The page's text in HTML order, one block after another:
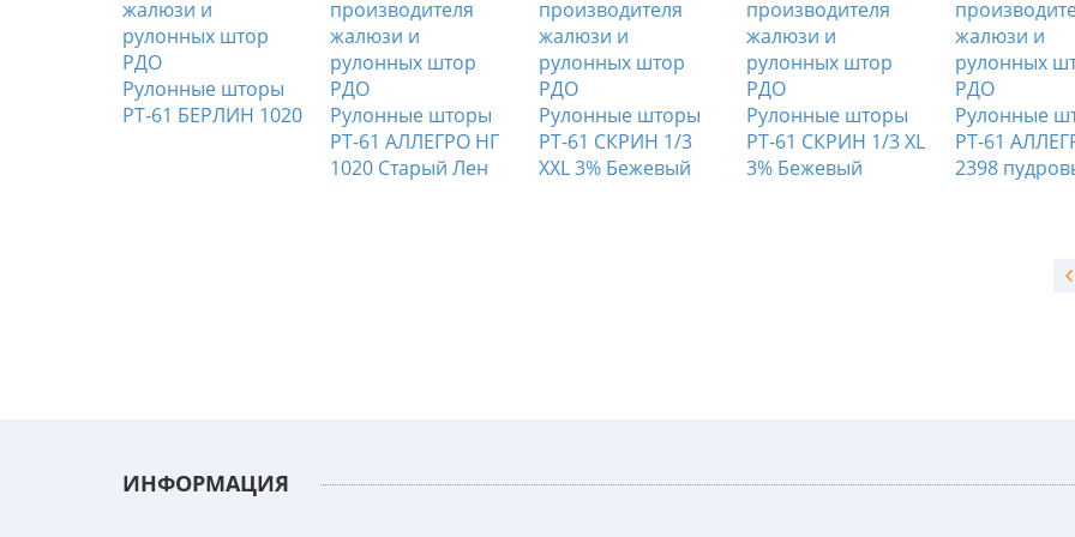
Рулонные шторы
РТ-61 БЕРЛИН 1020
Рулонные шторы
РТ-61 АЛЛЕГРО НГ
1020 Старый Лен
Рулонные шторы
РТ-61 СКРИН 1/3
XXL 3% Бежевый
Рулонные шторы
РТ-61 СКРИН 1/3 XL
3% Бежевый
Рулонные
РТ-61
2398
ИНФОРМАЦИЯ